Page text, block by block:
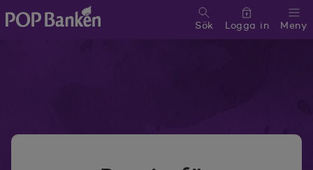
Meny
Sök Logga in